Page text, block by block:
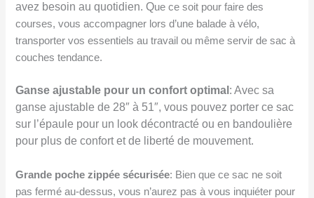
avez besoin au quotidien. Que ce soit pour faire des
courses, vous accompagner lors d’une balade à vélo,
transporter vos essentiels au travail ou même servir de sac à
couches tendance.
Ganse ajustable pour un confort optimal : Avec sa
ganse ajustable de 28″ à 51″, vous pouvez porter ce sac
sur l’épaule pour un look décontracté ou en bandoulière
pour plus de confort et de liberté de mouvement.
Grande poche zippée sécurisée: Bien que ce sac ne soit
pas fermé au-dessus, vous n’aurez pas à vous inquiéter pour